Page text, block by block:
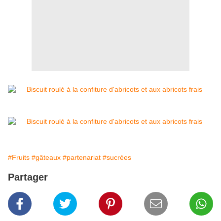
#Fruits #gâteaux #partenariat #sucrées
Partager